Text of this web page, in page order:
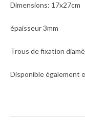
Dimensions: 17x27cm
épaisseur 3mm
Trous de fixation
Disponible également